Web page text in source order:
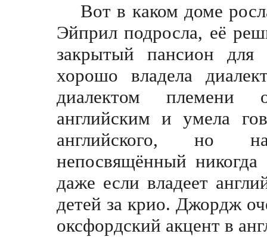
Вот в каком доме
Эйприл подросла, её
закрытый пансион
хорошо владела
диалектом
английским и умела
английского, но
непосвящённый
даже если владеет
детей за крио. Джордж
оксфордский акцент в